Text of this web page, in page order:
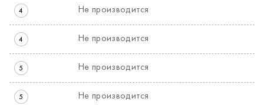
4 Не производится
4 Не производится
5 Не производится
5 Не производится